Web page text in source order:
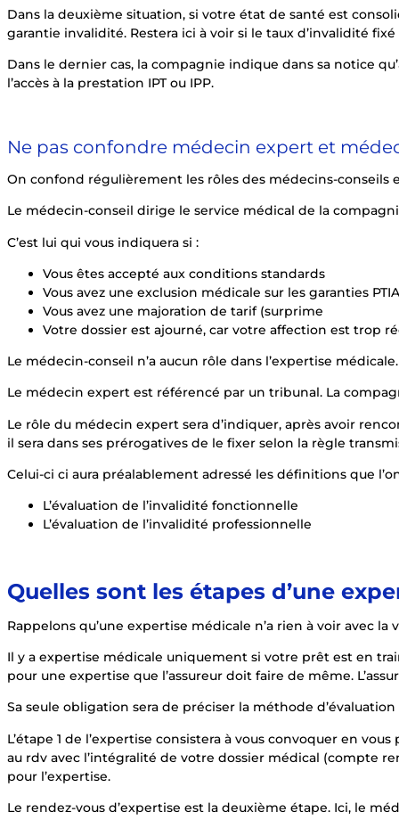
Dans la deuxième situation, si votre état de santé est
garantie invalidité. Restera ici à voir si le taux d’invalidité
Dans le dernier cas, la compagnie indique dans sa notice
l’accès à la prestation IPT ou IPP.
Ne pas confondre médecin expert et
On confond régulièrement les rôles des médecins-conseils
Le médecin-conseil dirige le service médical de la
C’est lui qui vous indiquera si :
Vous êtes accepté aux conditions standards
Vous avez une exclusion médicale sur les garanties PTIA
Vous avez une majoration de tarif (surprime
Votre dossier est ajourné, car votre affection est trop
Le médecin-conseil n’a aucun rôle dans l’expertise médicale.
Le médecin expert est référencé par un tribunal. La
Le rôle du médecin expert sera d’indiquer, après avoir
il sera dans ses prérogatives de le fixer selon la règle
Celui-ci ci aura préalablement adressé les définitions que
L’évaluation de l’invalidité fonctionnelle
L’évaluation de l’invalidité professionnelle
Quelles sont les étapes d’une
Rappelons qu’une expertise médicale n’a rien à voir avec
Il y a expertise médicale uniquement si votre prêt est en
pour une expertise que l’assureur doit faire de même.
Sa seule obligation sera de préciser la méthode
L’étape 1 de l’expertise consistera à vous convoquer en
au rdv avec l’intégralité de votre dossier médical (compte
pour l’expertise.
Le rendez-vous d’expertise est la deuxième étape. Ici, le